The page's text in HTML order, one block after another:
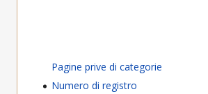
Pagine prive di categorie
Numero di registro